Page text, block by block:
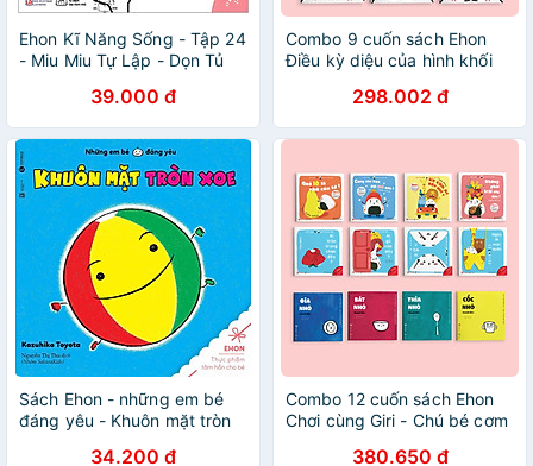
Ehon Kĩ Năng Sống - Tập 24
- Miu Miu Tự Lập - Dọn Tủ
(Tái Bản 2023)39.000 đ
Combo 9 cuốn sách Ehon
Điều kỳ diệu của hình khối
vặt của Maru298.002 đ
Sách Ehon - những em bé
đáng yêu - Khuôn mặt tròn
34.200 đ
Combo 12 cuốn sách Ehon
Chơi cùng Giri - Chú bé cơm
380.650 đ